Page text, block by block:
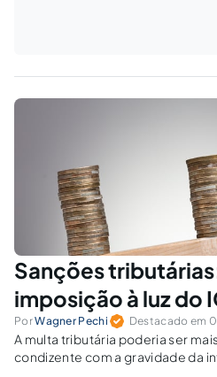
Sanções
imposição à luz do
PorWagner Pechi Destacado em
A multa tributária poderia ser
condizente com a gravidade da